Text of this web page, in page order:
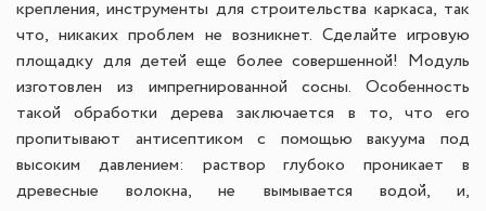
крепления, инструменты для строительства каркаса, так
что, никаких проблем не возникнет. Сделайте игровую
площадку для детей еще более совершенной! Модуль
изготовлен из импрегнированной сосны. Особенность
такой обработки дерева заключается в то, что его
пропитывают антисептиком с помощью вакуума под
высоким давлением: раствор глубоко проникает в
древесные волокна, не вымывается водой, и,